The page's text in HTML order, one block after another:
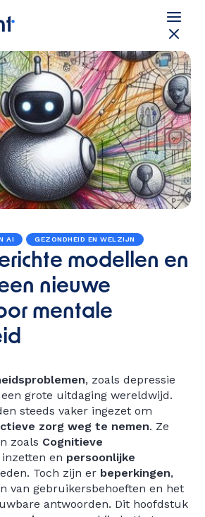
AI GEZONDHEID EN WELZIJN
modellen en
nieuwe
mentale
, zoals depressie
grote uitdaging wereldwijd.
steeds vaker ingezet om
zorg weg te nemen. Ze
zoals Cognitieve
inzetten en persoonlijke
Toch zijn er beperkingen,
van gebruikersbehoeften en het
antwoorden. Dit hoofdstuk